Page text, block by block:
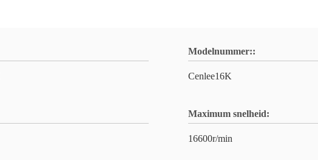
Modelnummer::
Cenlee16K
Maximum snelheid:
16600r/min